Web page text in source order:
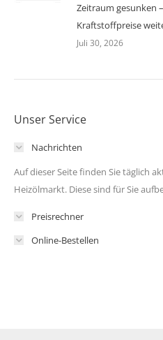
Zeitraum gesunken
Kraftstoffpreise
Juli 30, 2026
Unser Service
Nachrichten
Auf dieser Seite finden Sie täglich
Heizölmarkt. Diese sind für Sie
Preisrechner
Online-Bestellen